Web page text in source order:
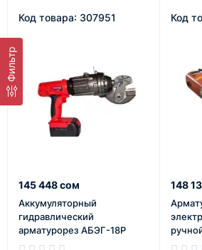
Фильтр
Код товара: 307951
145 448 сом
Аккумуляторный
гидравлический
арматурорез АБЭГ-18Р
Код
148
тонн,